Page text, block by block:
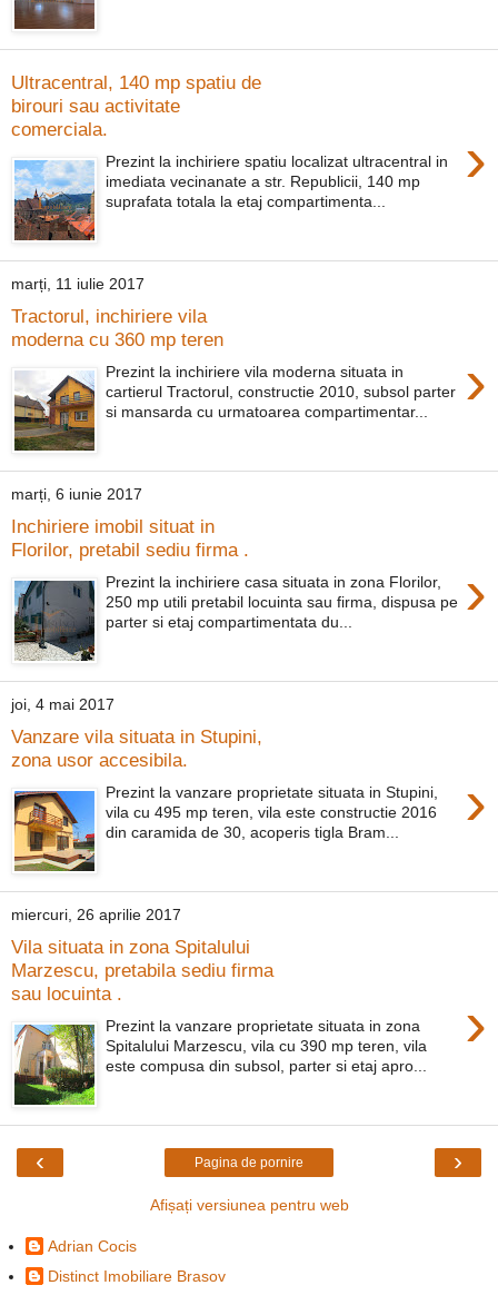
Ultracentral, 140 mp spatiu de
birouri sau activitate
comerciala.
›
Prezint la inchiriere spatiu localizat ultracentral in
imediata vecinanate a str. Republicii, 140 mp
suprafata totala la etaj compartimenta...
marți, 11 iulie 2017
Tractorul, inchiriere vila
moderna cu 360 mp teren
›
Prezint la inchiriere vila moderna situata in
cartierul Tractorul, constructie 2010, subsol parter
si mansarda cu urmatoarea compartimentar...
marți, 6 iunie 2017
Inchiriere imobil situat in
Florilor, pretabil sediu firma .
›
Prezint la inchiriere casa situata in zona Florilor,
250 mp utili pretabil locuinta sau firma, dispusa pe
parter si etaj compartimentata du...
joi, 4 mai 2017
Vanzare vila situata in Stupini,
zona usor accesibila.
›
Prezint la vanzare proprietate situata in Stupini,
vila cu 495 mp teren, vila este constructie 2016
din caramida de 30, acoperis tigla Bram...
miercuri, 26 aprilie 2017
Vila situata in zona Spitalului
Marzescu, pretabila sediu firma
sau locuinta .
›
Prezint la vanzare proprietate situata in zona
Spitalului Marzescu, vila cu 390 mp teren, vila
este compusa din subsol, parter si etaj apro...
‹ ›
Pagina de pornire
Afișați versiunea pentru web
Adrian Cocis
Distinct Imobiliare Brasov